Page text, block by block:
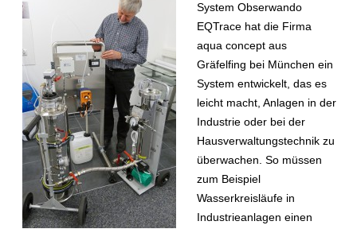
System Obserwando
EQTrace hat die Firma
aqua concept aus
Gräfelfing bei München ein
System entwickelt, das es
leicht macht, Anlagen in der
Industrie oder bei der
Hausverwaltungstechnik zu
überwachen. So müssen
zum Beispiel
Wasserkreisläufe in
Industrieanlagen einen